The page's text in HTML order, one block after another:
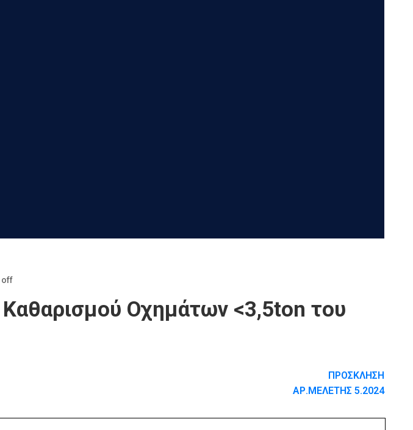
off
Οχημάτων <3,5ton του
ΠΡΟΣΚΛΗΣΗ
ΑΡ.ΜΕΛΕΤΗΣ 5.2024